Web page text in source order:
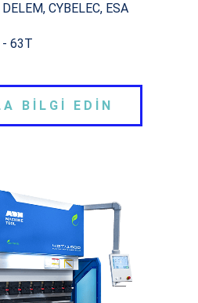
CYBELEC, ESA
- 63T
BİLGİ EDİN